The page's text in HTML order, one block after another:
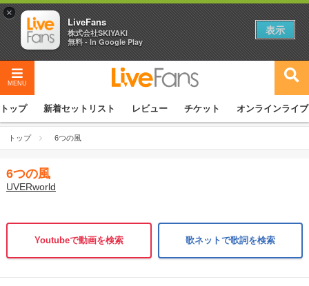
MENU
トップ 新着セットリスト レビュー チケット オンラインライブ
トップ 6つの風
6つの風
UVERworld
Youtubeで動画を検索 歌ネットで歌詞を検索
×
LiveFans
株式会社SKIYAKI
無料 - In Google Play
表示